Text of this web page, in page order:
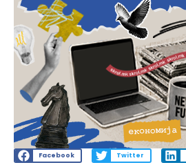
Facebook Twitter